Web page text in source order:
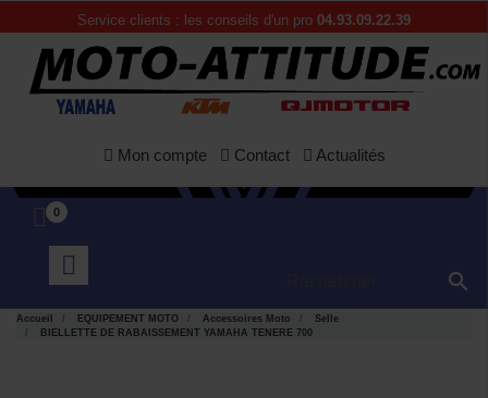
Service clients : les conseils d'un pro 04.93.09.22.39
Mon compte Contact Actualités
0

Accueil EQUIPEMENT MOTO Accessoires Moto
Selle
BIELLETTE DE RABAISSEMENT YAMAHA TENERE 700